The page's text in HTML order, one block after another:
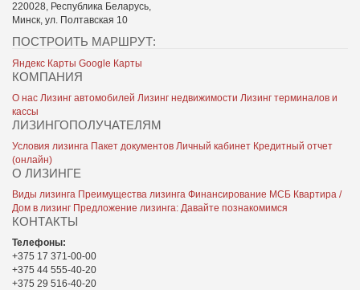
220028, Республика Беларусь,
Минск, ул. Полтавская 10
ПОСТРОИТЬ МАРШРУТ:
Яндекс Карты Google Карты
КОМПАНИЯ
О нас Лизинг автомобилей Лизинг недвижимости Лизинг терминалов и
кассы
ЛИЗИНГОПОЛУЧАТЕЛЯМ
Условия лизинга Пакет документов Личный кабинет Кредитный отчет
(онлайн)
О ЛИЗИНГЕ
Виды лизинга Преимущества лизинга Финансирование МСБ Квартира /
Дом в лизинг Предложение лизинга: Давайте познакомимся
КОНТАКТЫ
Телефоны:
+375 17 371-00-00
+375 44 555-40-20
+375 29 516-40-20